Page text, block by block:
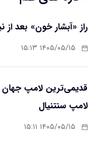
راز «آبشار خون» بعد
۱۴۰۵/۰۵/۱۵ ۱۵:۱۳
لامپ سنتنیال
۱۴۰۵/۰۵/۱۵ ۱۵:۱۱